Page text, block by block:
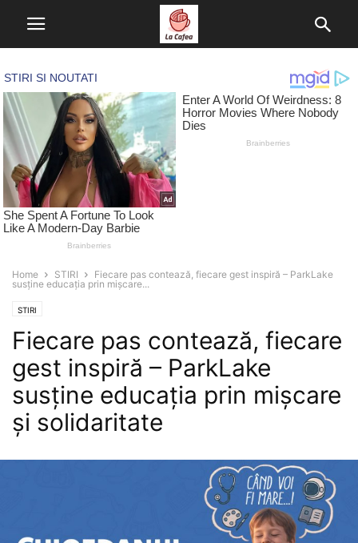
Home STIRI
Fiecare pas contează, fiecare gest inspiră – ParkLake
susține educația prin mișcare...
STIRI
Fiecare pas contează, fiecare
gest inspiră – ParkLake
susține educația prin mișcare
și solidaritate